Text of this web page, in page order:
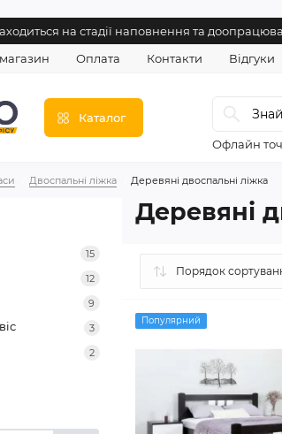
на стадії наповнення та
Оплата Контакти Відгуки
Каталог
Офлайн
Двоспальні ліжка Деревяні двоспальні ліжка
15
12
9
3
2
Деревяні
Популярний